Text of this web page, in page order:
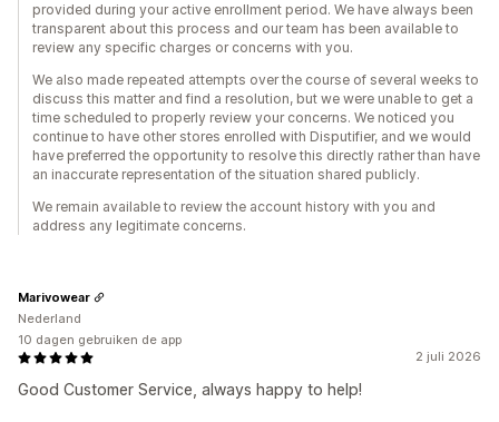
provided during your active enrollment period. We have always been
transparent about this process and our team has been available to
review any specific charges or concerns with you.
We also made repeated attempts over the course of several weeks to
discuss this matter and find a resolution, but we were unable to get a
time scheduled to properly review your concerns. We noticed you
continue to have other stores enrolled with Disputifier, and we would
have preferred the opportunity to resolve this directly rather than have
an inaccurate representation of the situation shared publicly.
We remain available to review the account history with you and
address any legitimate concerns.
2 juli 2026
Good Customer Service, always happy to help!
Marivowear
Nederland
10 dagen gebruiken de app